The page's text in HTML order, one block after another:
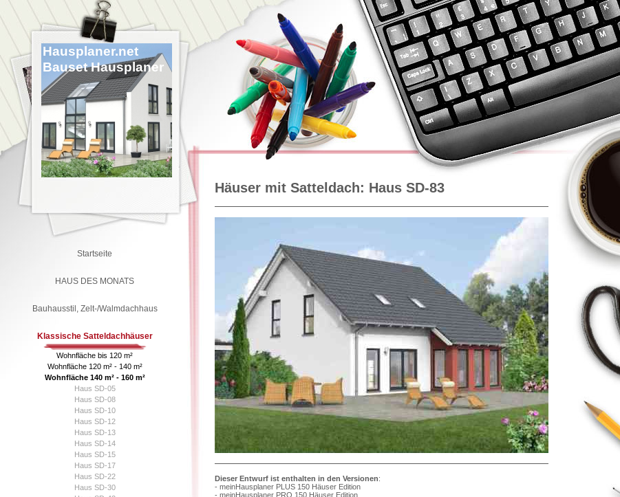
Hausplaner.net
Bauset Hausplaner
Häuser mit Satteldach: Haus SD-83
Dieser Entwurf ist enthalten in den Versionen:
- meinHausplaner PLUS 150 Häuser Edition
- meinHausplaner PRO 150 Häuser Edition
Startseite
HAUS DES MONATS
Bauhausstil, Zelt-/Walmdachhaus
Klassische Satteldachhäuser
Wohnfläche bis 120 m²
Wohnfläche 120 m² - 140 m²
Wohnfläche 140 m² - 160 m²
Haus SD-05
Haus SD-08
Haus SD-10
Haus SD-12
Haus SD-13
Haus SD-14
Haus SD-15
Haus SD-17
Haus SD-22
Haus SD-30